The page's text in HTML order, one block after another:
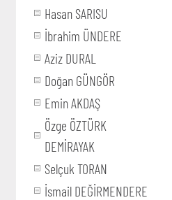
Hasan SARISU
İbrahim ÜNDERE
Aziz DURAL
Doğan GÜNGÖR
Emin AKDAŞ
Özge ÖZTÜRK
DEMİRAYAK
Selçuk TORAN
İsmail DEĞİRMENDERE